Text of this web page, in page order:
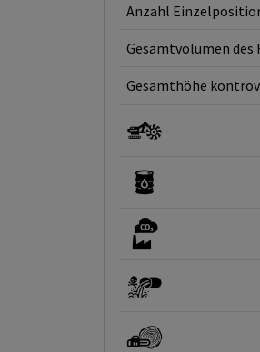
Anzahl
Gesamtvolumen des
Gesamthöhe